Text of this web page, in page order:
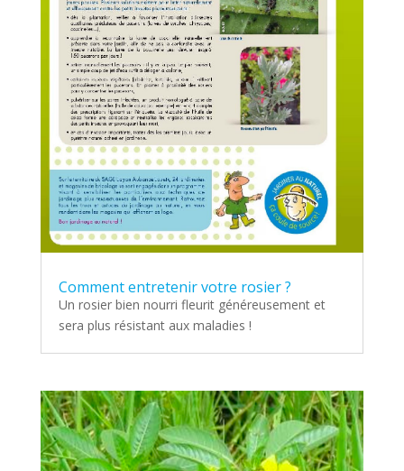
Comment entretenir votre rosier ?
Un rosier bien nourri fleurit généreusement et
sera plus résistant aux maladies !